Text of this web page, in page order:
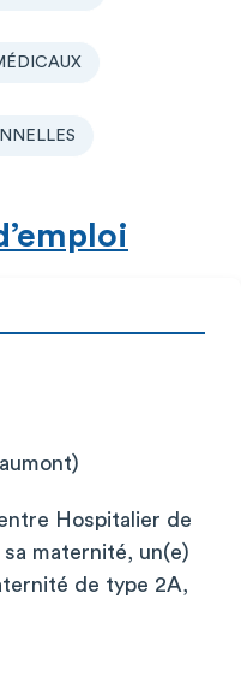
Hospitalier de
maternité, un(e)
de type 2A,